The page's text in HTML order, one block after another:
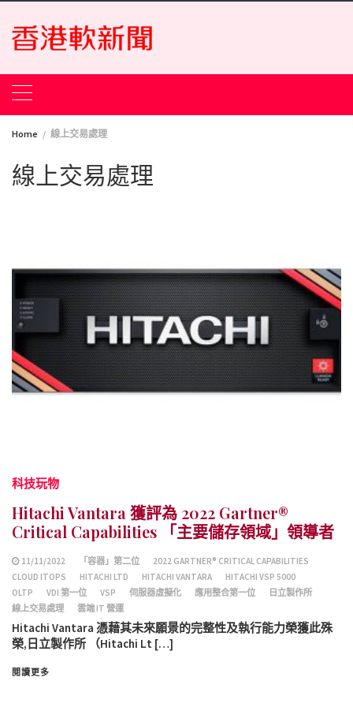
Skip
content
Home 線上交易處理
線上交易處理
科技玩物
Hitachi Vantara 獲評為 2022 Gartner®
Critical Capabilities 「主要儲存領域」領導者
11/11/2022 「容器」第二位
2022 GARTNER® CRITICAL CAPABILITIES
CLOUD ITOPS
HITACHI LTD HITACHI VANTARA
HITACHI VSP 5000
OLTP
VDI 第一位 VSP 伺服器虛擬化 應用整合第一位
日立製作所
線上交易處理
雲端 IT 營運
Hitachi Vantara 憑藉其未來願景的完整性及執行能力榮獲此殊
榮,日立製作所 （Hitachi Lt […]
閱讀更多